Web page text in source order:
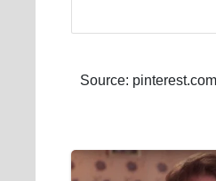
Source: pinterest.com